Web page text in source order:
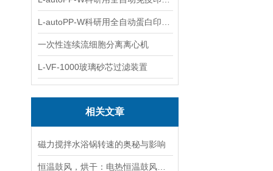
一次性连续流细胞分离离心机
L-VF-1000玻璃砂芯过滤装置
相关文章
磁力搅拌水浴锅转速的奥秘与影响